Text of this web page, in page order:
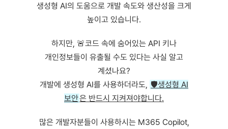
생성형 AI의 도움으로 개발 속도와 생산성을 크게
높이고 있습니다.
​하지만, 🚨코드 속에 숨어있는 API 키나
개인정보들이 유출될 수도 있다는 사실 알고
계셨나요?
개발에 생성형 AI를 사용하더라도, 🛡️생성형 AI
보안은 반드시 지켜져야합니다.
​많은 개발자분들이 사용하시는 M365 Copilot,